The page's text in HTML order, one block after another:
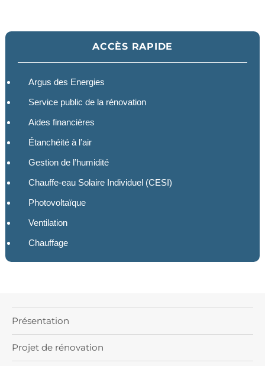
ACCÈS RAPIDE
Argus des Energies
Service public de la rénovation
Aides financières
Étanchéité à l’air
Gestion de l’humidité
Chauffe-eau Solaire Individuel (CESI)
Photovoltaïque
Ventilation
Chauffage
Présentation
Projet de rénovation